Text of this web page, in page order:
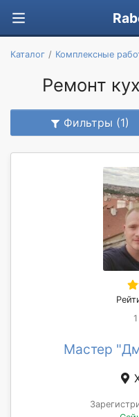
Каталог Комплексные
Ремонт
Фильтры (1)
Мастер